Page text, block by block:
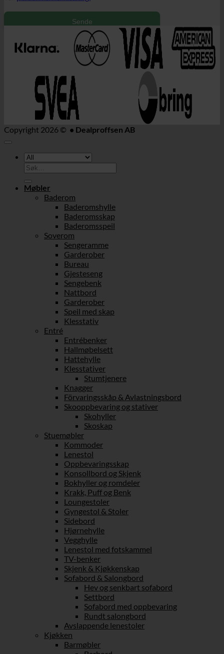
Sende
Copyright 2026 © • Dealproffsen AB
Søk
etter:
Møbler
Baderom
Baderomshylle
Baderomsskap
Baderomsspeil
Soverom
Sengeramme
Garderober
Bureau
Gjesteseng
Sengebenk
Nattbord
Garderober
Speil med skap
Klesstativ
Entré
Entrébenker
Hallmøbelsett
Hattehylle
Klesstativer
Stumtjenere
Knagger
Förvaringsskåp & Avlastningsbord
Skooppbevaring og stativer
Skohyller
Skoskap
Stuemøbler
Kommoder
Lenestol
Oppbevaringsskap
Konsollbord og Skjenk
Bokhyller og romdeler
Krakk, Puff og Benk
Loungestoler
Gyngestol & Stoler
Sidebord
Hjørnehylle
Vegghylle
Lenestol med fotskammel
TV-benker
Skjenk & Kjøkkenskap
Sofabord & Salongbord
Hev og senkbart sofabord
Settbord
Sofabord med oppbevaring
Rundt salongbord
Avslappende lenestoler
Kjøkken
Barmøbler